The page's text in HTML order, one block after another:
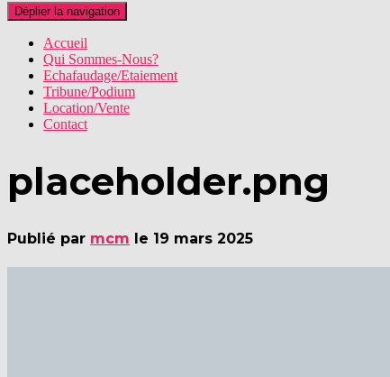
Déplier la navigation
Accueil
Qui Sommes-Nous?
Echafaudage/Etaiement
Tribune/Podium
Location/Vente
Contact
placeholder.png
Publié par mcm le 19 mars 2025